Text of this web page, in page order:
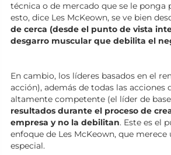
técnica o de mercado que se le ponga
esto, dice Les McKeown, se ve bien
de cerca (desde el punto de vista
desgarro muscular que debilita el
En cambio, los líderes basados en el
acción), además de todas las acciones
altamente competente (el líder de
resultados durante el proceso de
empresa y no la debilitan. Este es el
enfoque de Les McKeown, que merece
especial.